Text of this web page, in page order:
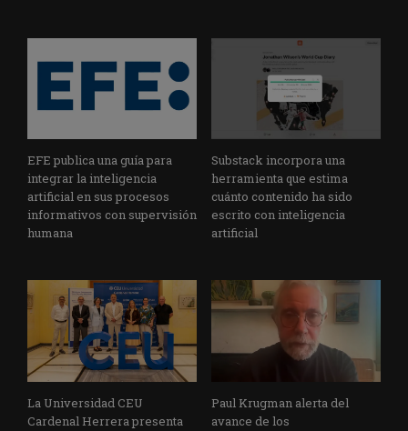
EFE publica una guía para
integrar la inteligencia
artificial en sus procesos
informativos con supervisión
humana
Substack incorpora una
herramienta que estima
cuánto contenido ha sido
escrito con inteligencia
artificial
La Universidad CEU
Cardenal Herrera presenta
Paul Krugman alerta del
avance de los